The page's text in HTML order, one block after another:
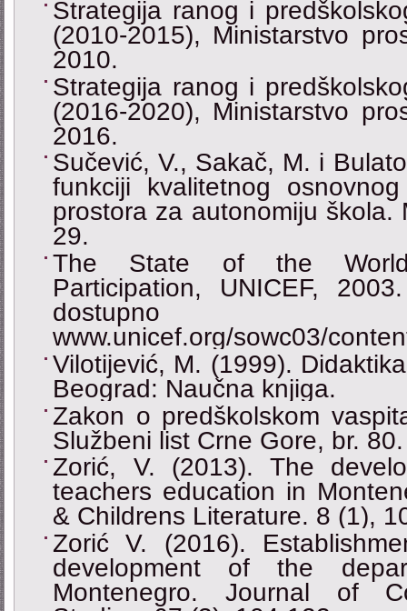
Strategija ranog i
(2010-2015), Ministarstvo
2010.
Strategija ranog i
(2016-2020), Ministarstvo
2016.
Sučević, V., Sakač, M. i
funkciji kvalitetnog
prostora za autonomiju škola.
29.
The State of the
Participation, UNICEF,
www.unicef.org/sowc03/
Vilotijević, M. (1999).
Beograd: Naučna knjiga.
Zakon o predškolskom
Službeni list Crne Gore, br. 80.
Zorić, V. (2013). The
teachers education in
& Childrens Literature. 8 (1),
Zorić V. (2016).
development of the
Montenegro. Journal of